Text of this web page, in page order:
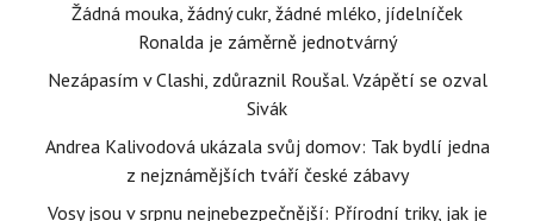
Žádná mouka, žádný cukr, žádné mléko, jídelníček
Ronalda je záměrně jednotvárný
Nezápasím v Clashi, zdůraznil Roušal. Vzápětí se ozval
Sivák
Andrea Kalivodová ukázala svůj domov: Tak bydlí jedna
z nejznámějších tváří české zábavy
Vosy jsou v srpnu nejnebezpečnější: Přírodní triky, jak je